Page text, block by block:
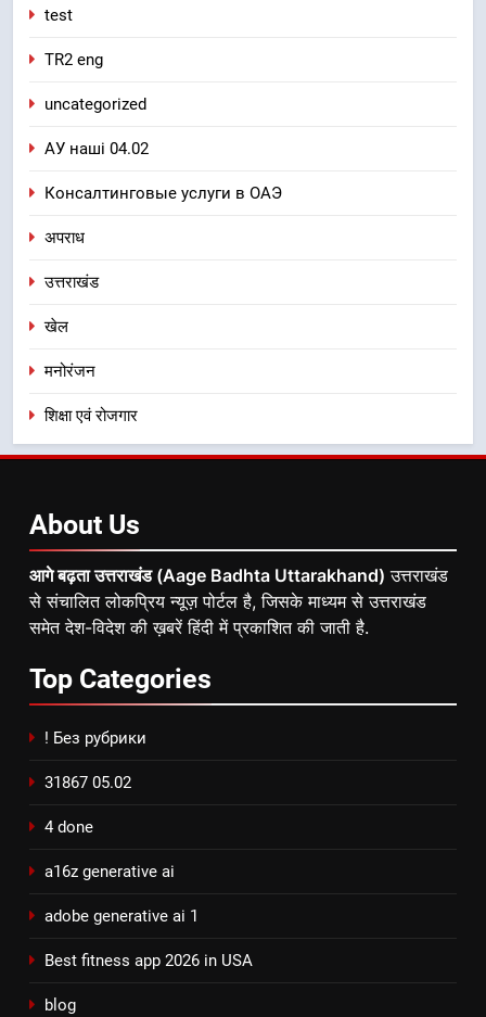
test
TR2 eng
uncategorized
АУ наші 04.02
Консалтинговые услуги в ОАЭ
अपराध
उत्तराखंड
खेल
मनोरंजन
शिक्षा एवं रोजगार
About Us
आगे बढ़ता उत्तराखंड (Aage Badhta Uttarakhand) उत्तराखंड
से संचालित लोकप्रिय न्यूज़ पोर्टल है, जिसके माध्यम से उत्तराखंड
समेत देश-विदेश की ख़बरें हिंदी में प्रकाशित की जाती है.
Top Categories
! Без рубрики
31867 05.02
4 done
a16z generative ai
adobe generative ai 1
Best fitness app 2026 in USA
blog